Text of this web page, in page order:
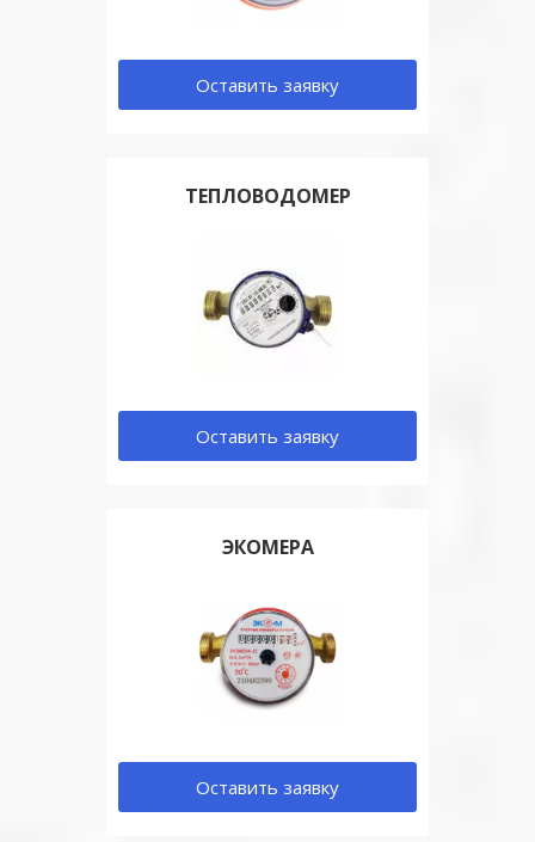
Оставить заявку
ТЕПЛОВОДОМЕР
Оставить заявку
ЭКОМЕРА
Оставить заявку